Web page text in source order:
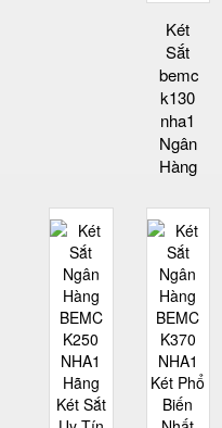
Két
Sắt
bemc
k130
nha1
Ngân
Hàng